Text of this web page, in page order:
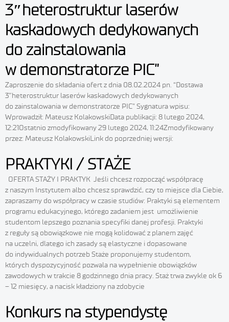
3″heterostruktur laserów
kaskadowych dedykowanych
do zainstalowania
w demonstratorze PIC”
Zaproszenie do składania ofert z dnia 08.02.2024 pn. “Dostawa
3″heterostruktur laserów kaskadowych dedykowanych
do zainstalowania w demonstratorze PIC” Sygnatura wpisu:
Wprowadził: Mateusz KolakowskiData publikacji: 8 lutego 2024,
12:21Ostatnio zmodyfikowany 29 lutego 2024, 11:24Zmodyfikowany
przez: Mateusz KolakowskiLink do poprzedniej wersji:
PRAKTYKI / STAŻE
OFERTA STAŻY I PRAKTYK Jeśli chcesz rozpocząć współpracę
z naszym Instytutem albo chcesz sprawdzić, czy to miejsce dla Ciebie,
zapraszamy do współpracy w czasie studiów: Praktyki są elementem
programu edukacyjnego, którego zadaniem jest umożliwienie
studentom lepszego poznania specyfiki danej profesji. Praktyki
z reguły są obowiązkowe nie mogą kolidować z planem zajęć
na uczelni, dlatego ich zasady są elastyczne i dopasowane
do indywidualnych potrzeb Staże proponujemy studentom,
których dyspozycyjność pozwala na wypełnienie obowiązków
zawodowych w trakcie 8 godzinnego dnia pracy. Staż trwa zwykle ok 6
– 12 miesięcy, a nacisk kładziony na zdobycie
Konkurs na stypendystę